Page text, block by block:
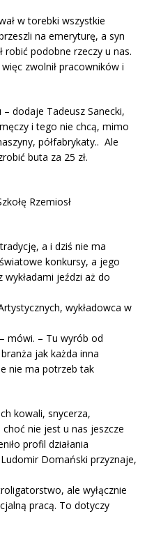
w torebki wszystkie
na emeryturę, a syn
robić podobne rzeczy u nas.
zwolnił pracowników i
dodaje Tadeusz Sanecki,
i tego nie chcą, mimo
półfabrykaty.. Ale
buta za 25 zł.
Rzemiosł
a i dziś nie ma
konkursy, a jego
jeździ aż do
wykładowca w
mówi. – Tu wyrób od
jak każda inna
nie ma potrzeb tak
kowali, snycerza,
nie jest u nas jeszcze
profil działania
Domański przyznaje,
ale wyłącznie
pracą. To dotyczy